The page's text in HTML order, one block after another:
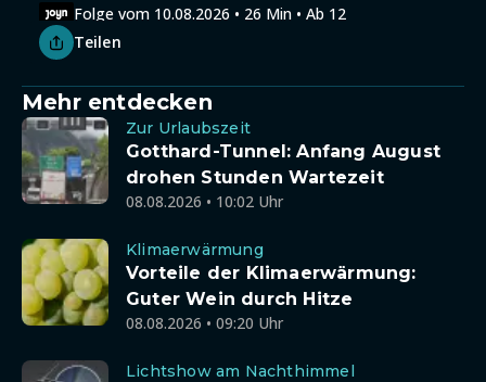
Folge vom 10.08.2026 • 26 Min • Ab 12
Teilen
Mehr entdecken
Zur Urlaubszeit
Gotthard-Tunnel: Anfang August
drohen Stunden Wartezeit
08.08.2026 • 10:02 Uhr
Klimaerwärmung
Vorteile der Klimaerwärmung:
Guter Wein durch Hitze
08.08.2026 • 09:20 Uhr
Lichtshow am Nachthimmel